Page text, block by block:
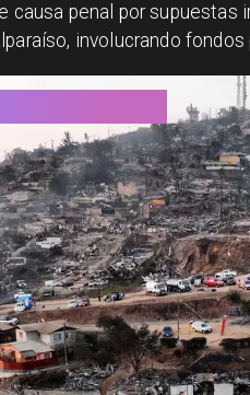
causa penal por
involucrando